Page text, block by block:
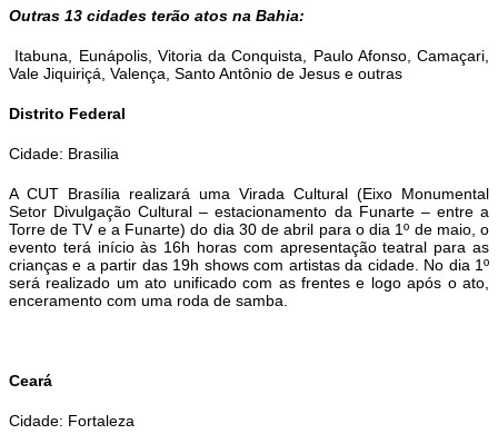
Outras 13 cidades terão atos na Bahia:
Itabuna, Eunápolis, Vitoria da Conquista, Paulo Afonso, Camaçari,
Vale Jiquiriçá, Valença, Santo Antônio de Jesus e outras
Distrito Federal
Cidade: Brasilia
A CUT Brasília realizará uma Virada Cultural (Eixo Monumental
Setor Divulgação Cultural – estacionamento da Funarte – entre a
Torre de TV e a Funarte) do dia 30 de abril para o dia 1º de maio, o
evento terá início às 16h horas com apresentação teatral para as
crianças e a partir das 19h shows com artistas da cidade. No dia 1º
será realizado um ato unificado com as frentes e logo após o ato,
enceramento com uma roda de samba.
Ceará
Cidade: Fortaleza